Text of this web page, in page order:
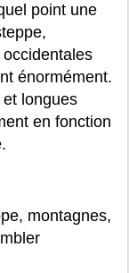
point une
énormément.
longues
en fonction
montagnes,